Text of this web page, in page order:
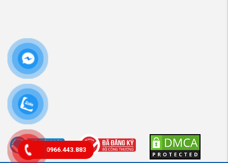
0966.443.883